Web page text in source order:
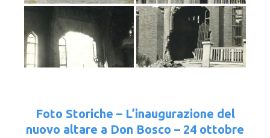
Foto Storiche – L’inaugurazione del
nuovo altare a Don Bosco – 24 ottobre